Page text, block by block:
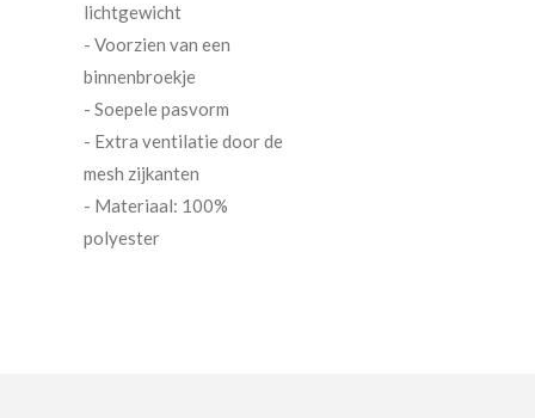
lichtgewicht
- Voorzien van een
binnenbroekje
- Soepele pasvorm
- Extra ventilatie door de
mesh zijkanten
- Materiaal: 100%
polyester